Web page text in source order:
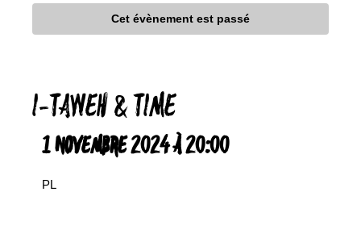
Cet évènement est passé
I-TAWEH & TIME
1 NOVEMBRE 2024 À 20:00
PL